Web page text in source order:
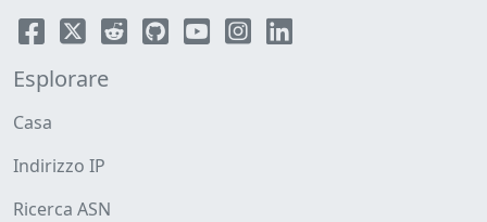
Esplorare
Casa
Indirizzo IP
Ricerca ASN